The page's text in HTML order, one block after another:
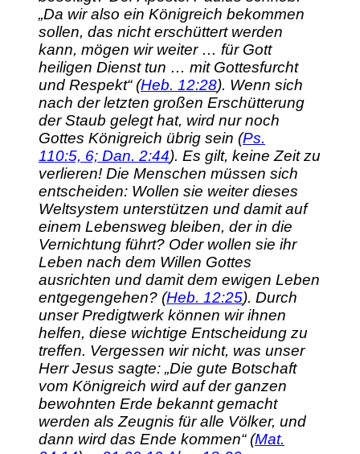
„Da wir also ein Königreich bekommen
sollen, das nicht erschüttert werden
kann, mögen wir weiter … für Gott
heiligen Dienst tun … mit Gottesfurcht
und Respekt“ (Heb. 12:28). Wenn sich
nach der letzten großen Erschütterung
der Staub gelegt hat, wird nur noch
Gottes Königreich übrig sein (Ps.
110:5, 6; Dan. 2:44). Es gilt, keine Zeit zu
verlieren! Die Menschen müssen sich
entscheiden: Wollen sie weiter dieses
Weltsystem unterstützen und damit auf
einem Lebensweg bleiben, der in die
Vernichtung führt? Oder wollen sie ihr
Leben nach dem Willen Gottes
ausrichten und damit dem ewigen Leben
entgegengehen? (Heb. 12:25). Durch
unser Predigtwerk können wir ihnen
helfen, diese wichtige Entscheidung zu
treffen. Vergessen wir nicht, was unser
Herr Jesus sagte: „Die gute Botschaft
vom Königreich wird auf der ganzen
bewohnten Erde bekannt gemacht
werden als Zeugnis für alle Völker, und
dann wird das Ende kommen“ (Mat.